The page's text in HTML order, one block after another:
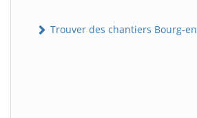
Trouver des chantiers Bourg-